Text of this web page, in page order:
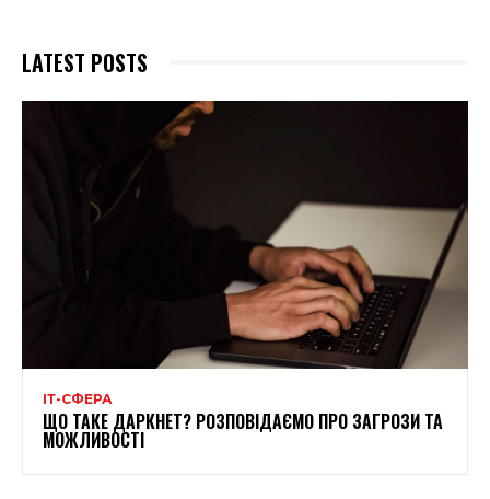
LATEST POSTS
ІТ-СФЕРА
ЩО ТАКЕ ДАРКНЕТ? РОЗПОВІДАЄМО ПРО ЗАГРОЗИ ТА
МОЖЛИВОСТІ